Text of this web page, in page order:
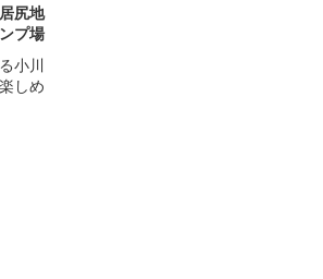
尻地
プ場
小川
しめ